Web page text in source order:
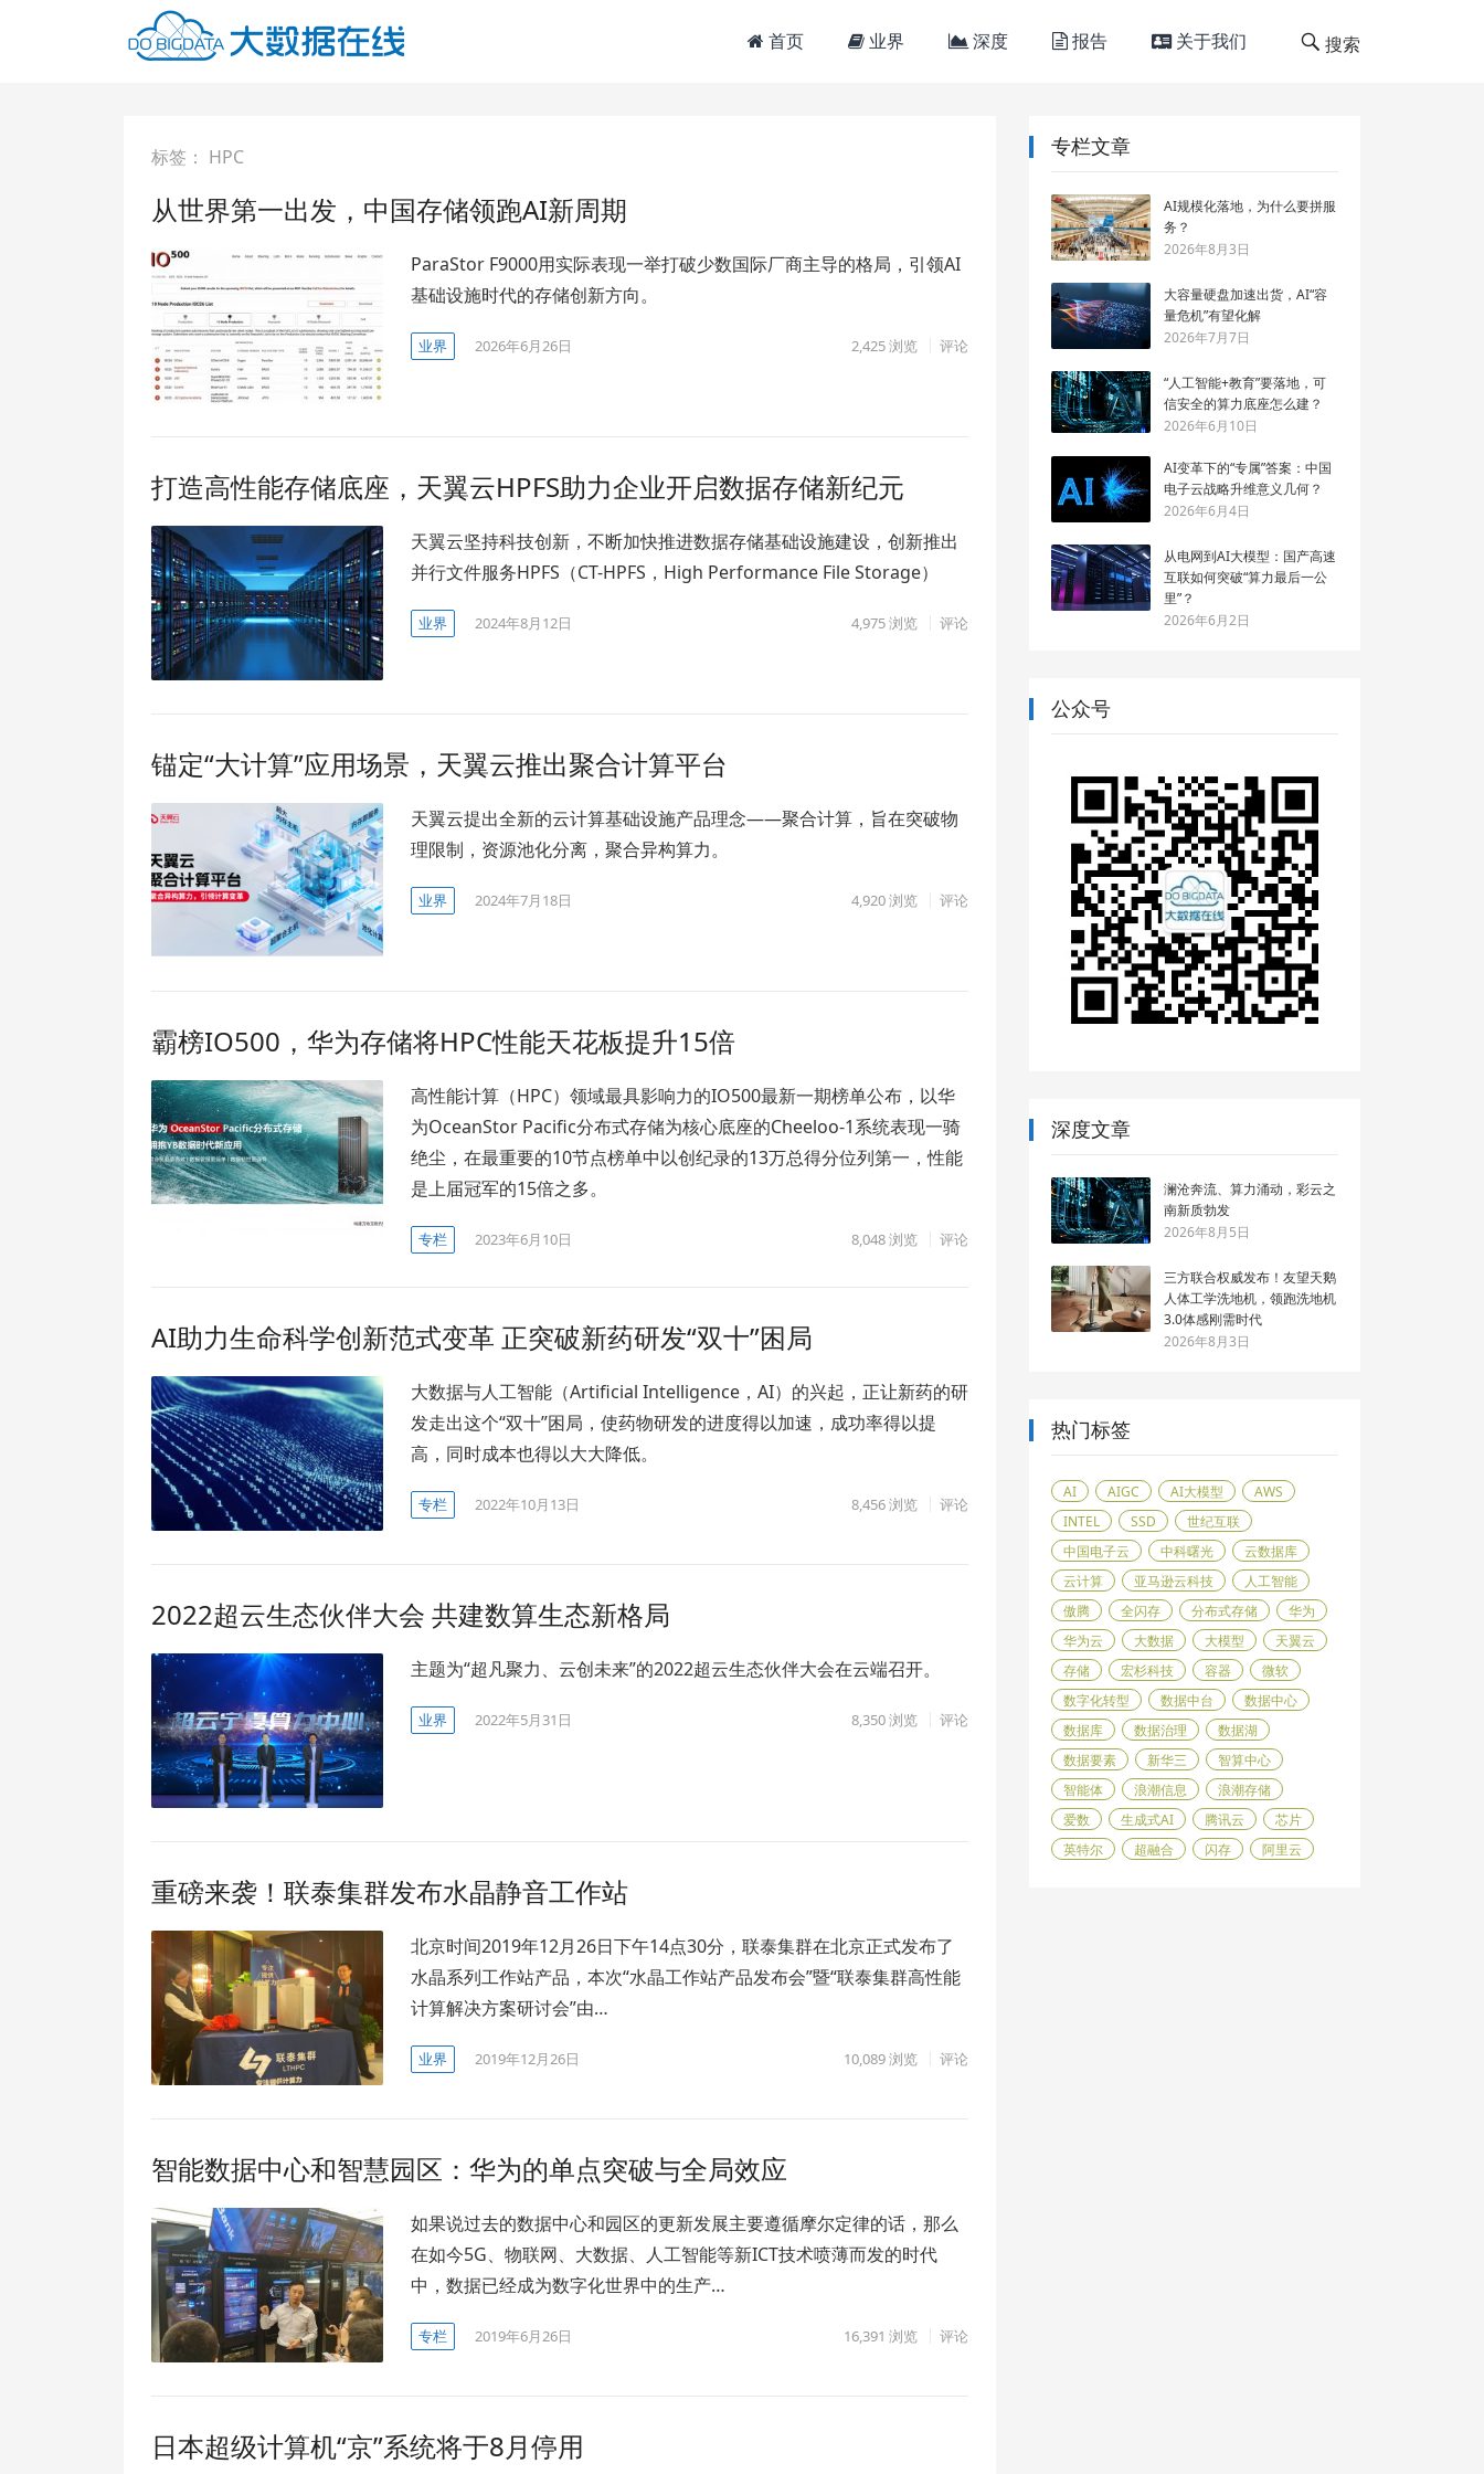
首页 业界 深度 报告 关于我们 搜索
标签： HPC
从世界第一出发，中国存储领跑AI新周期
ParaStor F9000用实际表现一举打破少数国际厂商主导的格局，引领AI
基础设施时代的存储创新方向。
业界 2026年6月26日 2,425浏览 评论
打造高性能存储底座，天翼云HPFS助力企业开启数据存储新纪元
天翼云坚持科技创新，不断加快推进数据存储基础设施建设，创新推出
并行文件服务HPFS（CT-HPFS，High Performance File Storage）
业界 2024年8月12日 4,975浏览 评论
锚定“大计算”应用场景，天翼云推出聚合计算平台
天翼云提出全新的云计算基础设施产品理念——聚合计算，旨在突破物
理限制，资源池化分离，聚合异构算力。
业界 2024年7月18日 4,920浏览 评论
霸榜IO500，华为存储将HPC性能天花板提升15倍
高性能计算（HPC）领域最具影响力的IO500最新一期榜单公布，以华
为OceanStor Pacific分布式存储为核心底座的Cheeloo-1系统表现一骑
绝尘，在最重要的10节点榜单中以创纪录的13万总得分位列第一，性能
是上届冠军的15倍之多。
专栏 2023年6月10日 8,048浏览 评论
AI助力生命科学创新范式变革 正突破新药研发“双十”困局
大数据与人工智能（Artificial Intelligence，AI）的兴起，正让新药的研
发走出这个“双十”困局，使药物研发的进度得以加速，成功率得以提
高，同时成本也得以大大降低。
专栏 2022年10月13日 8,456浏览 评论
2022超云生态伙伴大会 共建数算生态新格局
主题为“超凡聚力、云创未来”的2022超云生态伙伴大会在云端召开。
业界 2022年5月31日 8,350浏览 评论
重磅来袭！联泰集群发布水晶静音工作站
北京时间2019年12月26日下午14点30分，联泰集群在北京正式发布了
水晶系列工作站产品，本次“水晶工作站产品发布会”暨“联泰集群高性能
计算解决方案研讨会”由…
业界 2019年12月26日 10,089浏览 评论
智能数据中心和智慧园区：华为的单点突破与全局效应
如果说过去的数据中心和园区的更新发展主要遵循摩尔定律的话，那么
在如今5G、物联网、大数据、人工智能等新ICT技术喷薄而发的时代
中，数据已经成为数字化世界中的生产…
专栏 2019年6月26日 16,391 浏览 评论
日本超级计算机“京”系统将于8月停用
专栏文章
AI规模化落地，为什么要拼服
务？
2026年8月3日
大容量硬盘加速出货，AI“容
量危机”有望化解
2026年7月7日
“人工智能+教育”要落地，可
信安全的算力底座怎么建？
2026年6月10日
AI变革下的“专属”答案：中国
电子云战略升维意义几何？
2026年6月4日
从电网到AI大模型：国产高速
互联如何突破“算力最后一公
里”？
2026年6月2日
公众号
深度文章
澜沧奔流、算力涌动，彩云之
南新质勃发
2026年8月5日
三方联合权威发布！友望天鹅
人体工学洗地机，领跑洗地机
3.0体感刚需时代
2026年8月3日
热门标签
AI AIGC AI大模型
AWS
INTEL
SSD
世纪互联
中国电子云
中科曙光
云数据库
云计算
亚马逊云科技
人工智能
傲腾
全闪存 分布式存储
华为
华为云
大数据 大模型
天翼云
存储
宏杉科技 容器
微软
数字化转型
数据中台
数据中心
数据库
数据治理
数据湖
数据要素
新华三
智算中心
智能体
浪潮信息
浪潮存储
爱数
生成式AI 腾讯云
芯片
英特尔
超融合 闪存 阿里云